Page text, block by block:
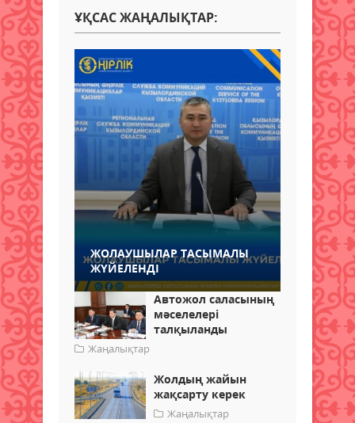
ҰҚСАС ЖАҢАЛЫҚТАР:
ЖОЛАУШЫЛАР ТАСЫМАЛЫ
ЖҮЙЕЛЕНДІ
Автожол саласының
мәселелері
талқыланды
Жаңалықтар
Жолдың жайын
жақсарту керек
Жаңалықтар